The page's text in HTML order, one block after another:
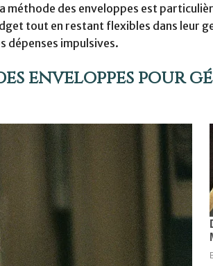
méthode des enveloppes est
tout en restant flexibles dans leur
dépenses impulsives.
enveloppes pour